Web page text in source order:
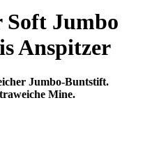
Soft Jumbo
Anspitzer
Jumbo-Buntstift.
Mine.